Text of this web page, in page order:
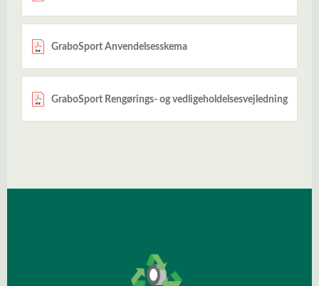
GraboSport Anvendelsesskema
GraboSport Rengørings- og vedligeholdelsesvejledning